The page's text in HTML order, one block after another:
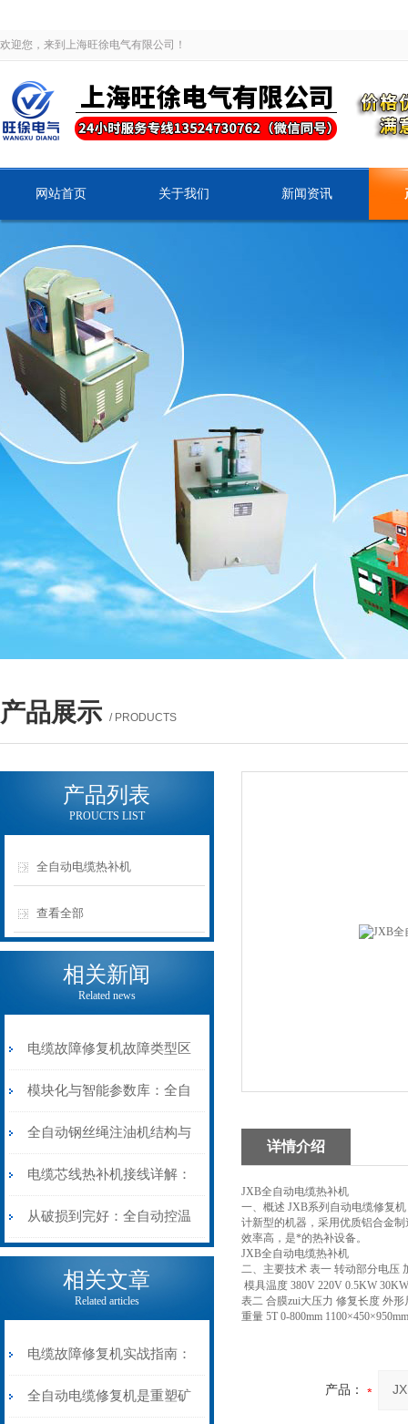
欢迎您，来到上海旺徐电气有限公司！
网站首页 关于我们 新闻资讯
产品展示 / PRODUCTS
产品列表
PROUCTS LIST
全自动电缆热补机
查看全部
相关新闻
Related news
电缆故障修复机故障类型区
分指南：从“绝缘电
阻”到“波形特征”的精准诊
断逻辑
模块化与智能参数库：全自
动电缆修复机的快速换型逻
辑
全自动钢丝绳注油机结构与
工作原理：揭秘高效润滑的
机械密码
电缆芯线热补机接线详解：
从入门到精通
从破损到完好：全自动控温
电缆热补机的核心价值
相关文章
Related articles
电缆故障修复机实战指南：
从“盲测”到“精确定点”的三
全自动电缆修复机是重塑矿
详情介绍
JXB全自动电缆热补机
一、概述 JXB系列自动电缆修复
计新型的机器，采用优质铝合金
效率高，是*的热补设备。
JXB全自动电缆热补机
二、主要技术 表一 转动部分电压
模具温度 380V 220V 0.5KW
表二 合膜zui大压力 修复长度 外
重量 5T 0-800mm
产品：